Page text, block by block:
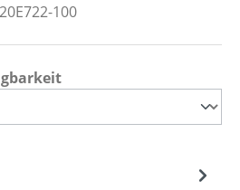
100